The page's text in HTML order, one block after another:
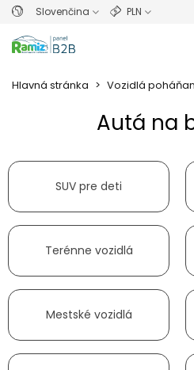
Slovenčina PLN
Hlavná stránka > Vozidlá
Autá na
Prečítajte
SUV pre deti
Terénne vozidlá
Mestské vozidlá